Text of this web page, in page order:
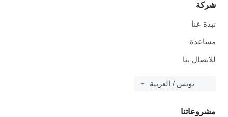
شركة
نبذة عنا
مساعدة
للاتصال بنا
تونس / العربية
مشروعاتنا